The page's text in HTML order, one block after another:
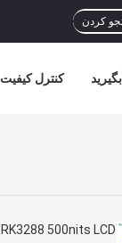
کردن
کنترل کیفیت